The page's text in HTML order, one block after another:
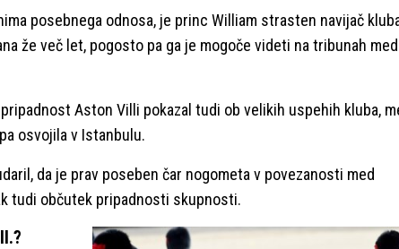
posebnega odnosa, je princ William strasten navijač
že več let, pogosto pa ga je mogoče videti na tribunah med
Aston Villi pokazal tudi ob velikih uspehih kluba,
osvojila v Istanbulu.
da je prav poseben čar nogometa v povezanosti med
tudi občutek pripadnosti skupnosti.